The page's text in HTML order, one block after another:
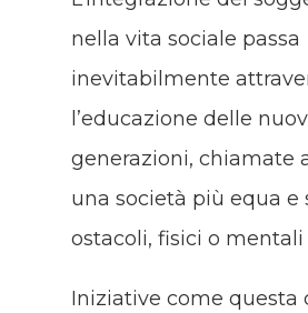
nella vita sociale passa
inevitabilmente
l’educazione delle
generazioni, chiamate
una società più equa e
ostacoli, fisici o mentali
Iniziative come questa